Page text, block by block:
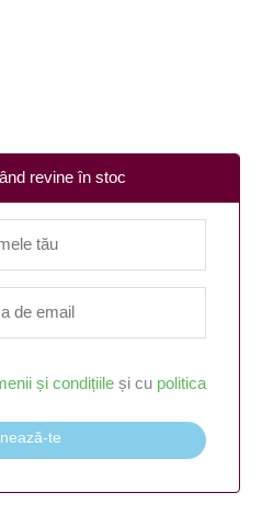
revine în stoc
și condițiile și cu politica
te